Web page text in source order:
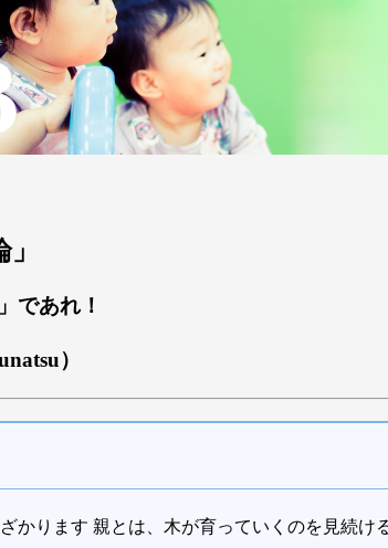
であれ！
）
かります 親とは、木が育っていくのを見続